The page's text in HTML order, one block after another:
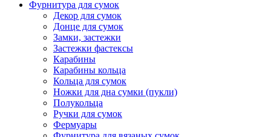
Фурнитура для сумок
Декор для сумок
Донце для сумок
Замки, застежки
Застежки фастексы
Карабины
Карабины кольца
Кольца для сумок
Ножки для дна сумки (пукли)
Полукольца
Ручки для сумок
Фермуары